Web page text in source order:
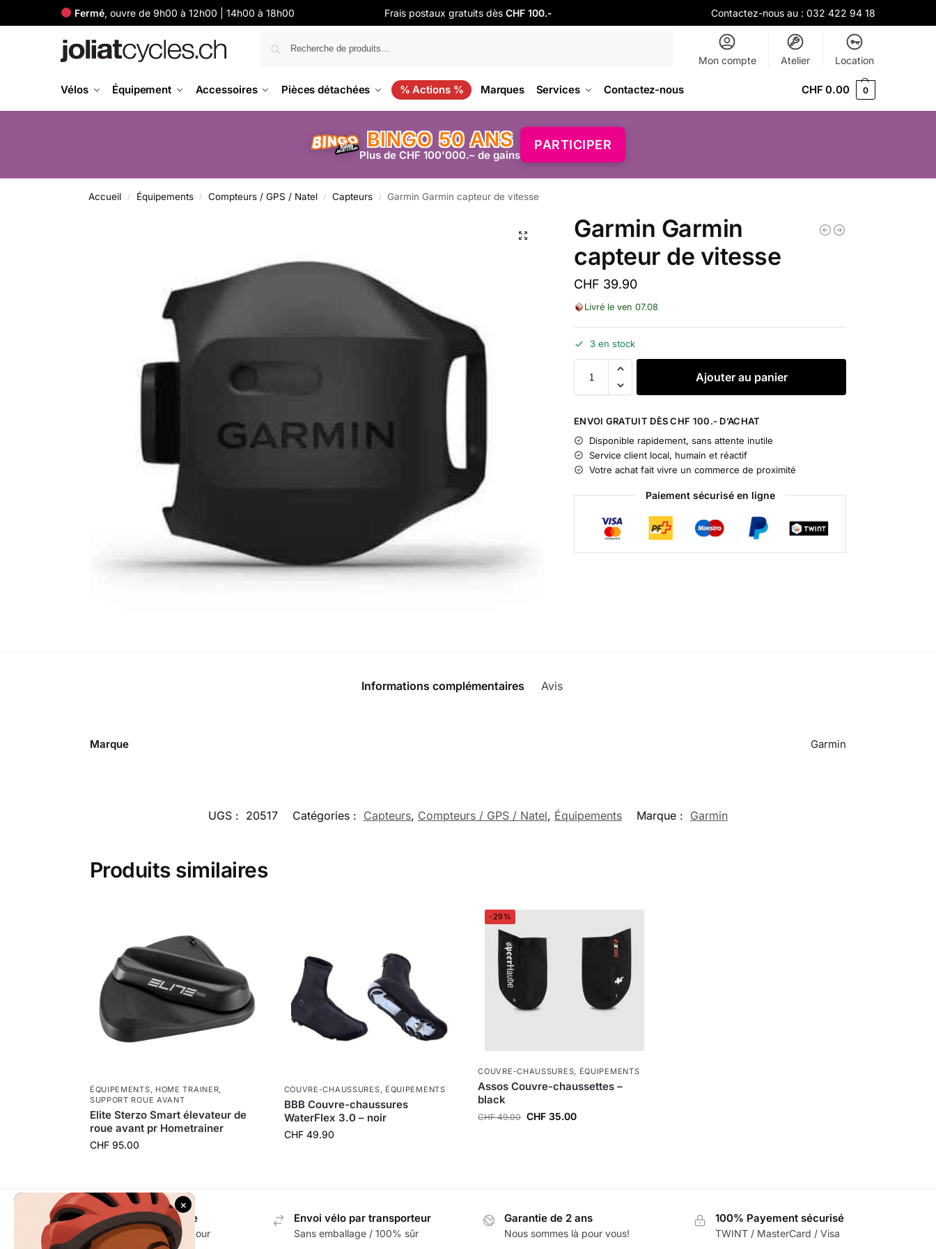
Fermé, ouvre de 9h00 à 12h00 | 14h00 à 18h00 Frais postaux gratuits dèsCHF 100.- Contactez-nous au : 032 422 94 18
Mon compte Atelier Location
Vélos Équipement Accessoires Pièces détachées % Actions % Marques Services Contactez-nous CHF 0.00 0
BINGO 50 ANS
Plus de CHF 100'000.– de gains
PARTICIPER
Accueil / Équipements / Compteurs / GPS / Natel / Capteurs / Garmin Garmin capteur de vitesse
Garmin Garmin
capteur de vitesse
CHF 39.90
Livré le ven 07.08
3 en stock
Ajouter au panier
ENVOI GRATUIT DÈS CHF 100.- D’ACHAT
Disponible rapidement, sans attente inutile
Service client local, humain et réactif
Votre achat fait vivre un commerce de proximité
Paiement sécurisé en ligne
Informations complémentaires Avis
Marque Garmin
UGS : 20517 Catégories : Capteurs, Compteurs / GPS / Natel, Équipements Marque : Garmin
Produits similaires
ÉQUIPEMENTS HOME TRAINER
SUPPORT ROUE AVANT
Elite Sterzo Smart élevateur de
roue avant pr Hometrainer
CHF95.00
COUVRE-CHAUSSURES ÉQUIPEMENTS
BBB Couvre-chaussures
WaterFlex 3.0 – noir
CHF49.90
-29%
COUVRE-CHAUSSURES, ÉQUIPEMENTS
Assos Couvre-chaussettes –
black
CHF49.00 CHF 35.00
Envoi gratuit en Suisse
Dès CHF 100.- d'achat pour
Envoi vélo par transporteur
Sans emballage / 100% sûr
Garantie de 2 ans
Nous sommes là pour vous!
100% Payement sécurisé
TWINT / MasterCard / Visa